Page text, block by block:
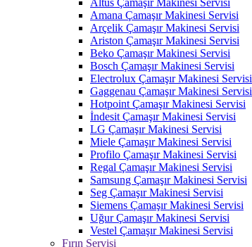
Altus Çamaşır Makinesi Servisi
Amana Çamaşır Makinesi Servisi
Arçelik Çamaşır Makinesi Servisi
Ariston Çamaşır Makinesi Servisi
Beko Çamaşır Makinesi Servisi
Bosch Çamaşır Makinesi Servisi
Electrolux Çamaşır Makinesi Servisi
Gaggenau Çamaşır Makinesi Servisi
Hotpoint Çamaşır Makinesi Servisi
İndesit Çamaşır Makinesi Servisi
LG Çamaşır Makinesi Servisi
Miele Çamaşır Makinesi Servisi
Profilo Çamaşır Makinesi Servisi
Regal Çamaşır Makinesi Servisi
Samsung Çamaşır Makinesi Servisi
Seg Çamaşır Makinesi Servisi
Siemens Çamaşır Makinesi Servisi
Uğur Çamaşır Makinesi Servisi
Vestel Çamaşır Makinesi Servisi
Fırın Servisi